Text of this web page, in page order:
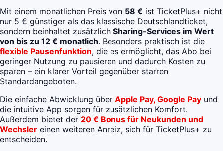
Mit einem monatlichen Preis von 58 € ist TicketPlus+ nicht
nur 5 € günstiger als das klassische Deutschlandticket,
sondern beinhaltet zusätzlich Sharing-Services im Wert
von bis zu 12 € monatlich. Besonders praktisch ist die
flexible Pausenfunktion, die es ermöglicht, das Abo bei
geringer Nutzung zu pausieren und dadurch Kosten zu
sparen – ein klarer Vorteil gegenüber starren
Standardangeboten.
Die einfache Abwicklung über Apple Pay, Google Pay und
die intuitive App sorgen für zusätzlichen Komfort.
Außerdem bietet der 20 € Bonus für Neukunden und
Wechsler einen weiteren Anreiz, sich für TicketPlus+ zu
entscheiden.